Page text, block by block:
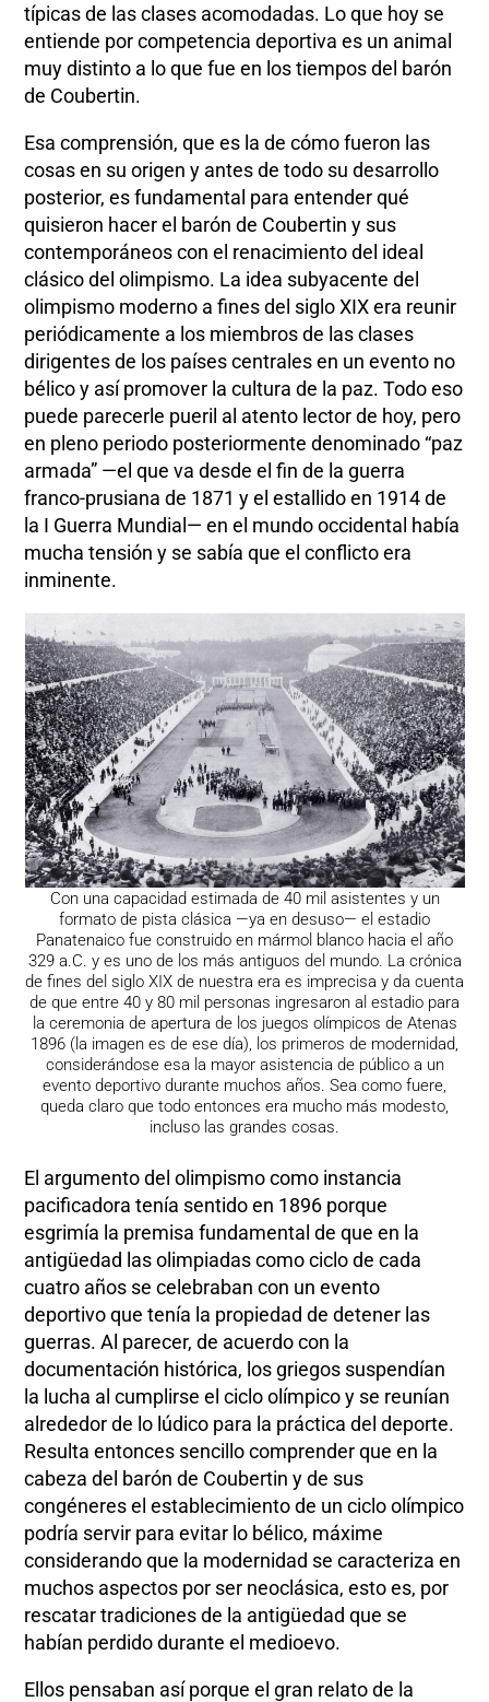
típicas de las clases acomodadas. Lo que hoy se
entiende por competencia deportiva es un animal
muy distinto a lo que fue en los tiempos del barón
de Coubertin.
Esa comprensión, que es la de cómo fueron las
cosas en su origen y antes de todo su desarrollo
posterior, es fundamental para entender qué
quisieron hacer el barón de Coubertin y sus
contemporáneos con el renacimiento del ideal
clásico del olimpismo. La idea subyacente del
olimpismo moderno a fines del siglo XIX era reunir
periódicamente a los miembros de las clases
dirigentes de los países centrales en un evento no
bélico y así promover la cultura de la paz. Todo eso
puede parecerle pueril al atento lector de hoy, pero
en pleno periodo posteriormente denominado “paz
armada” —el que va desde el fin de la guerra
franco-prusiana de 1871 y el estallido en 1914 de
la I Guerra Mundial— en el mundo occidental había
mucha tensión y se sabía que el conflicto era
inminente.
Con una capacidad estimada de 40 mil asistentes y un
formato de pista clásica —ya en desuso— el estadio
Panatenaico fue construido en mármol blanco hacia el año
329 a.C. y es uno de los más antiguos del mundo. La crónica
de fines del siglo XIX de nuestra era es imprecisa y da cuenta
de que entre 40 y 80 mil personas ingresaron al estadio para
la ceremonia de apertura de los juegos olímpicos de Atenas
1896 (la imagen es de ese día), los primeros de modernidad,
considerándose esa la mayor asistencia de público a un
evento deportivo durante muchos años. Sea como fuere,
queda claro que todo entonces era mucho más modesto,
incluso las grandes cosas.
El argumento del olimpismo como instancia
pacificadora tenía sentido en 1896 porque
esgrimía la premisa fundamental de que en la
antigüedad las olimpiadas como ciclo de cada
cuatro años se celebraban con un evento
deportivo que tenía la propiedad de detener las
guerras. Al parecer, de acuerdo con la
documentación histórica, los griegos suspendían
la lucha al cumplirse el ciclo olímpico y se reunían
alrededor de lo lúdico para la práctica del deporte.
Resulta entonces sencillo comprender que en la
cabeza del barón de Coubertin y de sus
congéneres el establecimiento de un ciclo olímpico
podría servir para evitar lo bélico, máxime
considerando que la modernidad se caracteriza en
muchos aspectos por ser neoclásica, esto es, por
rescatar tradiciones de la antigüedad que se
habían perdido durante el medioevo.
Ellos pensaban así porque el gran relato de la